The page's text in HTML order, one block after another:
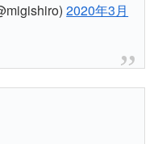
2020年3月